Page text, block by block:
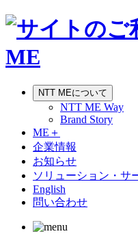
NTT MEについて
NTT ME Way
Brand Story
ME＋
企業情報
お知らせ
ソリューション・サ
English
問い合わせ